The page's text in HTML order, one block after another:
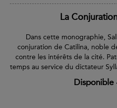
La
Dans cette monographie,
conjuration de Catilina, noble
contre les intérêts de la cité.
temps au service du dictateur
Disponible